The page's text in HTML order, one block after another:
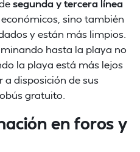
segunda y tercera línea
sino también
y están más limpios.
hasta la playa no
la playa está más lejos
a disposición de sus
gratuito.
en foros y